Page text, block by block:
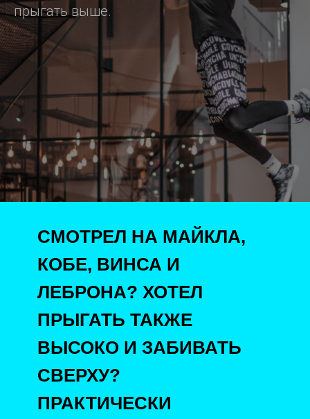
прыгать выше.
СМОТРЕЛ НА МАЙКЛА,
КОБЕ, ВИНСА И
ЛЕБРОНА? ХОТЕЛ
ПРЫГАТЬ ТАКЖЕ
ВЫСОКО И ЗАБИВАТЬ
СВЕРХУ?
ПРАКТИЧЕСКИ